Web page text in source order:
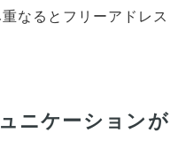
なるとフリーアドレス
ニケーションが